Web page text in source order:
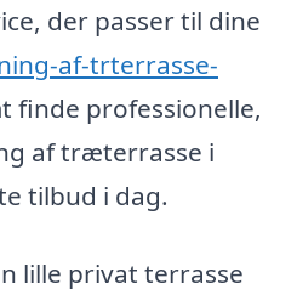
der passer til dine
af-trterrasse-
finde professionelle,
af træterrasse i
tilbud i dag.
lille privat terrasse